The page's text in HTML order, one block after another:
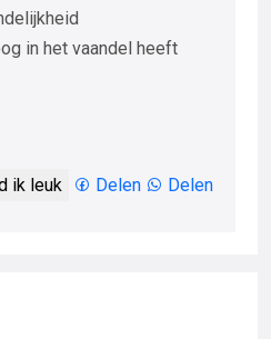
in het vaandel heeft
ik leuk Delen Delen